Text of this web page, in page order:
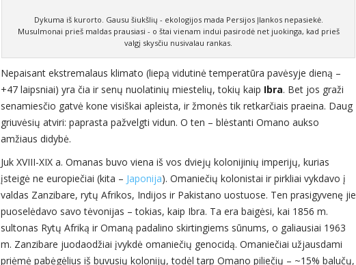
Dykuma iš kurorto. Gausu šiukšlių - ekologijos mada Persijos Įlankos nepasiekė.
Musulmonai prieš maldas prausiasi - o štai vienam indui pasirodė net juokinga, kad prieš
valgį skysčiu nusivalau rankas.
Nepaisant ekstremalaus klimato (liepą vidutinė temperatūra pavėsyje dieną –
+47 laipsniai) yra čia ir senų nuolatinių miestelių, tokių kaip Ibra. Bet jos graži
senamiesčio gatvė kone visiškai apleista, ir žmonės tik retkarčiais praeina. Daug
griuvėsių atviri: paprasta pažvelgti vidun. O ten – blėstanti Omano aukso
amžiaus didybė.
Juk XVIII-XIX a. Omanas buvo viena iš vos dviejų kolonijinių imperijų, kurias
įsteigė ne europiečiai (kita – Japonija). Omaniečių kolonistai ir pirkliai vykdavo į
valdas Zanzibare, rytų Afrikos, Indijos ir Pakistano uostuose. Ten prasigyvenę jie
puoselėdavo savo tėvonijas – tokias, kaip Ibra. Ta era baigėsi, kai 1856 m.
sultonas Rytų Afriką ir Omaną padalino skirtingiems sūnums, o galiausiai 1963
m. Zanzibare juodaodžiai įvykdė omaniečių genocidą. Omaniečiai užjausdami
priėmė pabėgėlius iš buvusių kolonijų, todėl tarp Omano piliečių – ~15% balučų,